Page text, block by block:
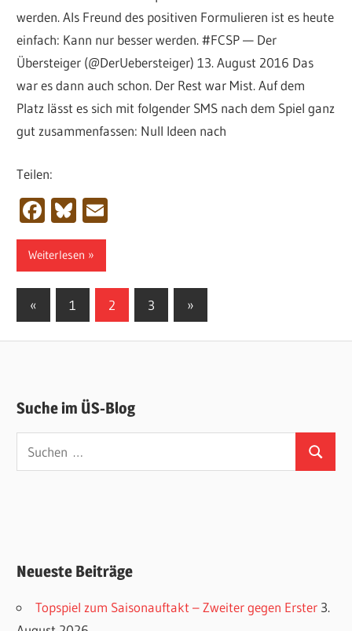
werden. Als Freund des positiven Formulieren ist es heute
einfach: Kann nur besser werden. #FCSP — Der
Übersteiger (@DerUebersteiger) 13. August 2016 Das
war es dann auch schon. Der Rest war Mist. Auf dem
Platz lässt es sich mit folgender SMS nach dem Spiel ganz
gut zusammenfassen: Null Ideen nach
Teilen:
Facebook
Bluesky
Weiterlesen
Seitennummerierung
« Vorherige
Beiträge
1 2 3
Nächste
Beiträge
»
Suche im ÜS-Blog
Suchen
nach:
Suchen
Neueste Beiträge
Topspiel zum Saisonauftakt – Zweiter gegen Erster 3.